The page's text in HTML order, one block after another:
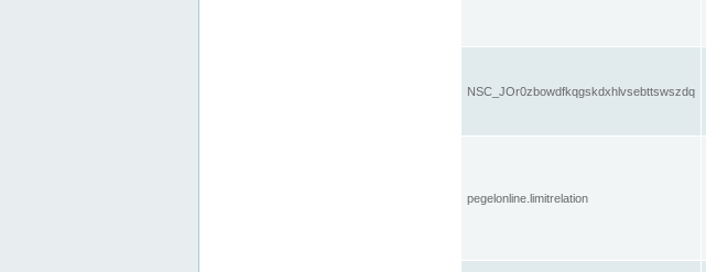
NSC_JOr0zbowdfkqgskdxhlvsebttswszdq
pegelonline.limitrelation